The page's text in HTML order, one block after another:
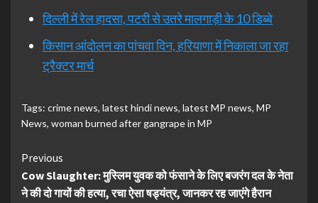
दिल्ली में रेल हादसा, पटरी से उतरे मालगाड़ी के 10 डिब्बे
किसान आंदोलन का पांचवा दिन, हरियाणा में निकाला जा रहा
ट्रैक्टर मार्च
Tags: crime news, latest hindi news, latest MP news, MP
News, woman burned after gangrape in MP
Continue
Reading
Previous
Cow Slaughter: मुस्लिम युवक को फंसाने के लिए बजरंग दल के नेता
ने की दो गायों की हत्या, रचा ऐसा षड्यंत्र, जानकर रह जाएंगे हैरान